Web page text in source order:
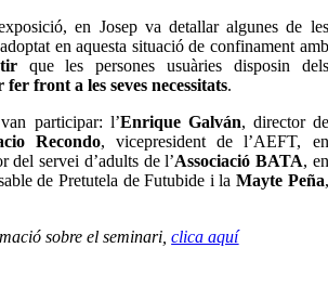
en Josep va detallar algunes de les
en aquesta situació de confinament amb
que les persones usuàries disposin dels
front a les seves necessitats.
participar: l’Enrique Galván, director de
Recondo, vicepresident de l’AEFT, en
del servei d’adults de l’Associació BATA, en
de Pretutela de Futubide i la Mayte Peña,
sobre el seminari,clica aquí